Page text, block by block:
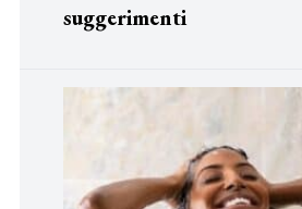
suggerimenti